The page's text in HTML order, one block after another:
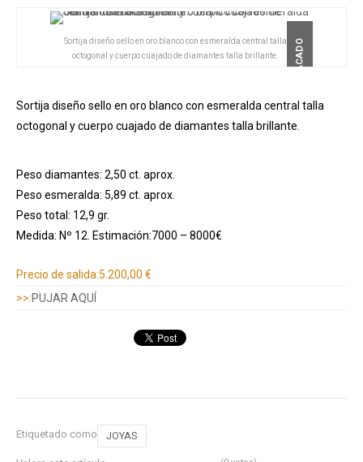
DESTACADO
Sortija diseño sello en oro blanco con esmeralda central talla
octogonal y cuerpo cuajado de diamantes talla brillante.
Sortija diseño sello en oro blanco con esmeralda central talla
octogonal y cuerpo cuajado de diamantes talla brillante.
Peso diamantes: 2,50 ct. aprox.
Peso esmeralda: 5,89 ct. aprox.
Peso total: 12,9 gr.
Medida: Nº 12. Estimación:7000 – 8000€
Precio de salida:5.200,00 €
>>:PUJAR AQUÍ
Etiquetado como JOYAS